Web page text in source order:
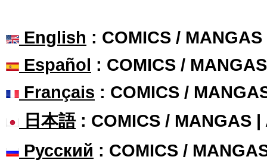
English : COMICS /
Español : COMICS /
Français : COMICS /
日本語: COMICS / MANGAS |
Русский : COMICS /